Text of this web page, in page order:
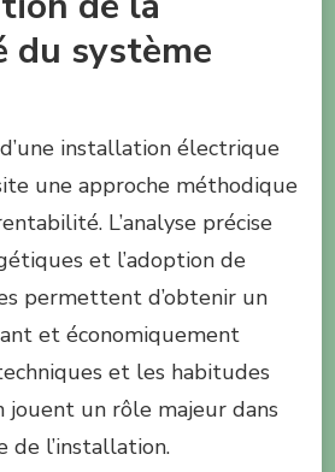
système
installation électrique
une approche méthodique
L’analyse précise
et l’adoption de
permettent d’obtenir un
et économiquement
et les habitudes
jouent un rôle majeur dans
de l’installation.